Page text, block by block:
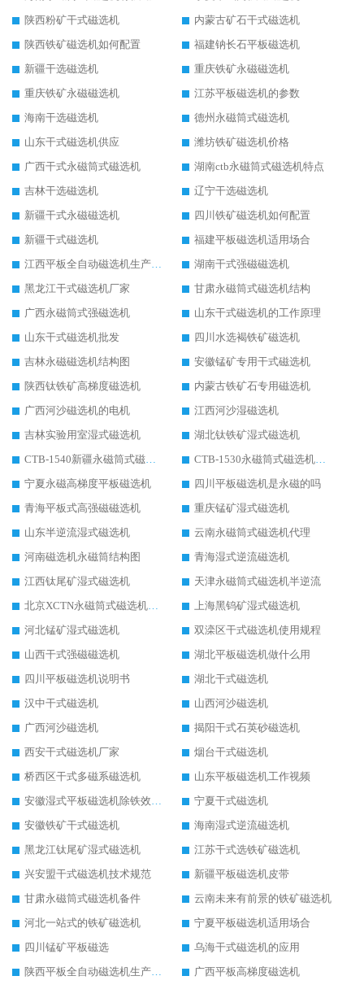
陕西粉矿干式磁选机
内蒙古矿石干式磁选机
陕西铁矿磁选机如何配置
福建钠长石平板磁选机
新疆干选磁选机
重庆铁矿永磁磁选机
重庆铁矿永磁磁选机
江苏平板磁选机的参数
海南干选磁选机
德州永磁筒式磁选机
山东干式磁选机供应
潍坊铁矿磁选机价格
广西干式永磁筒式磁选机
湖南ctb永磁筒式磁选机特点
吉林干选磁选机
辽宁干选磁选机
新疆干式永磁磁选机
四川铁矿磁选机如何配置
新疆干式磁选机
福建平板磁选机适用场合
江西平板全自动磁选机生产厂家
湖南干式强磁磁选机
黑龙江干式磁选机厂家
甘肃永磁筒式磁选机结构
广西永磁筒式强磁选机
山东干式磁选机的工作原理
山东干式磁选机批发
四川水选褐铁矿磁选机
吉林永磁磁选机结构图
安徽锰矿专用干式磁选机
陕西钛铁矿高梯度磁选机
内蒙古铁矿石专用磁选机
广西河沙磁选机的电机
江西河沙湿磁选机
吉林实验用室湿式磁选机
湖北钛铁矿湿式磁选机
CTB-1540新疆永磁筒式磁选机
CTB-1530永磁筒式磁选机代理商
宁夏永磁高梯度平板磁选机
四川平板磁选机是永磁的吗
青海平板式高强磁磁选机
重庆锰矿湿式磁选机
山东半逆流湿式磁选机
云南永磁筒式磁选机代理
河南磁选机永磁筒结构图
青海湿式逆流磁选机
江西钛尾矿湿式磁选机
天津永磁筒式磁选机半逆流
北京XCTN永磁筒式磁选机磁块位置
上海黑钨矿湿式磁选机
河北锰矿湿式磁选机
双滦区干式磁选机使用规程
山西干式强磁磁选机
湖北平板磁选机做什么用
四川平板磁选机说明书
湖北干式磁选机
汉中干式磁选机
山西河沙磁选机
广西河沙磁选机
揭阳干式石英砂磁选机
西安干式磁选机厂家
烟台干式磁选机
桥西区干式多磁系磁选机
山东平板磁选机工作视频
安徽湿式平板磁选机除铁效果怎么样
宁夏干式磁选机
安徽铁矿干式磁选机
海南湿式逆流磁选机
黑龙江钛尾矿湿式磁选机
江苏干式选铁矿磁选机
兴安盟干式磁选机技术规范
新疆平板磁选机皮带
甘肃永磁筒式磁选机备件
云南未来有前景的铁矿磁选机
河北一站式的铁矿磁选机
宁夏平板磁选机适用场合
四川锰矿平板磁选
乌海干式磁选机的应用
陕西平板全自动磁选机生产厂家
广西平板高梯度磁选机